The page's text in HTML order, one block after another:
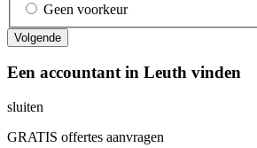
Geen voorkeur
Een accountant in Leuth vinden
sluiten
GRATIS offertes aanvragen